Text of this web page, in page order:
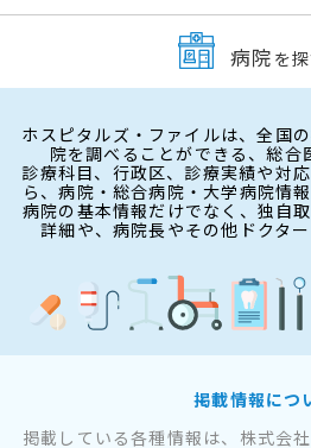
病院 を
ホスピタルズ・ファイルは、全国
院を調べることができる、総合
診療科目、行政区、診療実績や対
ら、病院・総合病院・大学病院情
病院の基本情報だけでなく、独自
詳細や、病院長やその他ドクタ
掲載情報につ
掲載している各種情報は、株式会